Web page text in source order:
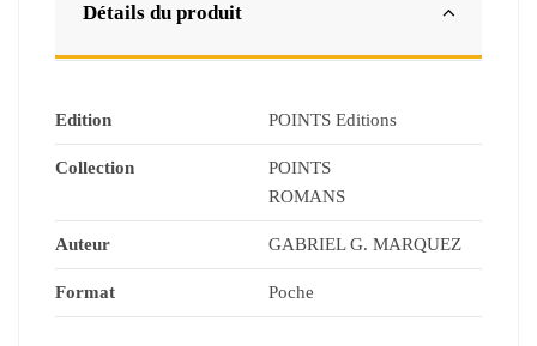
Détails du produit
Edition POINTS Editions
Collection
POINTS
ROMANS
Auteur GABRIEL G. MARQUEZ
Format Poche